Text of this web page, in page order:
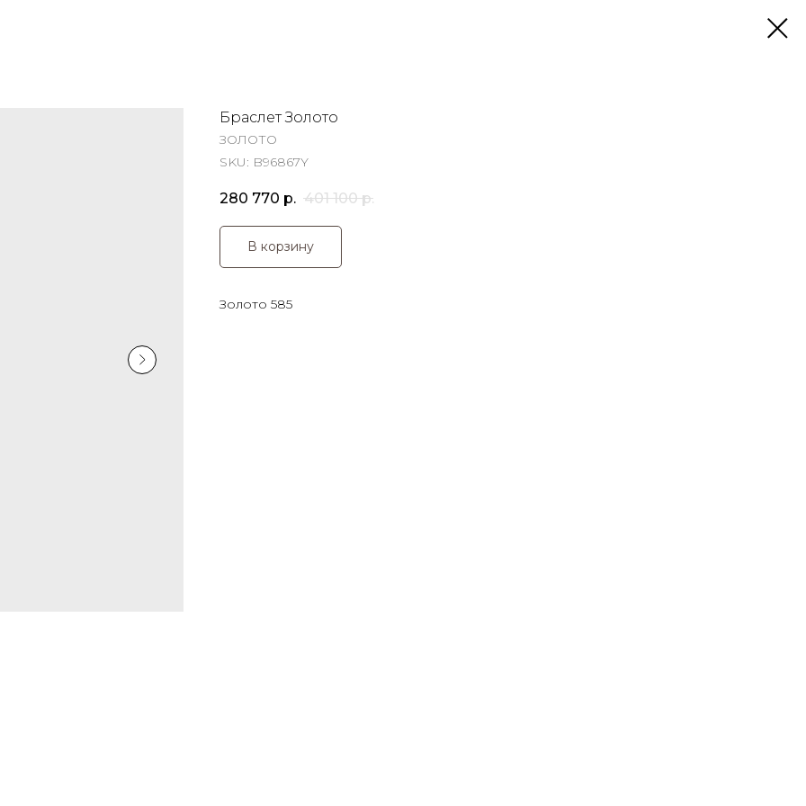
Браслет Золото
ЗОЛОТО
SKU: B96867Y
280 770 р. 401 100 р.
В корзину
Золото 585